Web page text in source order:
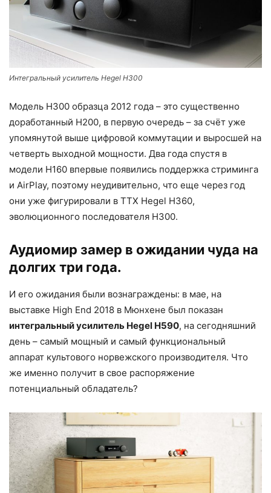
Интегральный усилитель Hegel H300
Модель H300 образца 2012 года – это существенно
доработанный H200, в первую очередь – за счёт уже
упомянутой выше цифровой коммутации и выросшей на
четверть выходной мощности. Два года спустя в
модели H160 впервые появились поддержка стриминга
и AirPlay, поэтому неудивительно, что еще через год
они уже фигурировали в ТТХ Hegel H360,
эволюционного последователя H300.
Аудиомир замер в ожидании чуда на
долгих три года.
И его ожидания были вознаграждены: в мае, на
выставке High End 2018 в Мюнхене был показан
интегральный усилитель Hegel H590, на сегодняшний
день – самый мощный и самый функциональный
аппарат культового норвежского производителя. Что
же именно получит в свое распоряжение
потенциальный обладатель?